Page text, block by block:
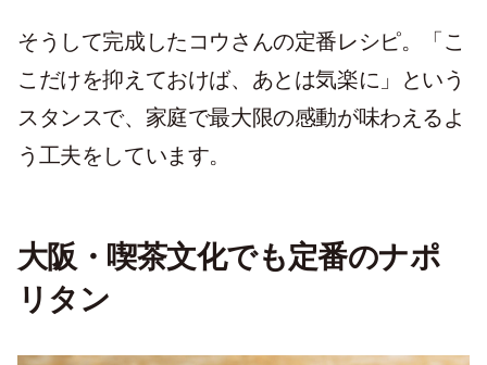
そうして完成したコウさんの定番レシピ。「こ
こだけを抑えておけば、あとは気楽に」という
スタンスで、家庭で最大限の感動が味わえるよ
う工夫をしています。
大阪・喫茶文化でも定番のナポ
リタン